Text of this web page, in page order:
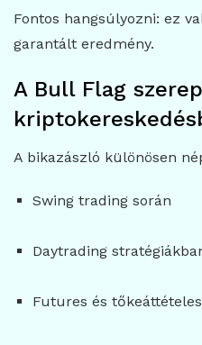
Fontos hangsúlyozni: ez
garantált eredmény.
A Bull Flag
A bikazászló különösen
Swing trading során
Daytrading
Futures és